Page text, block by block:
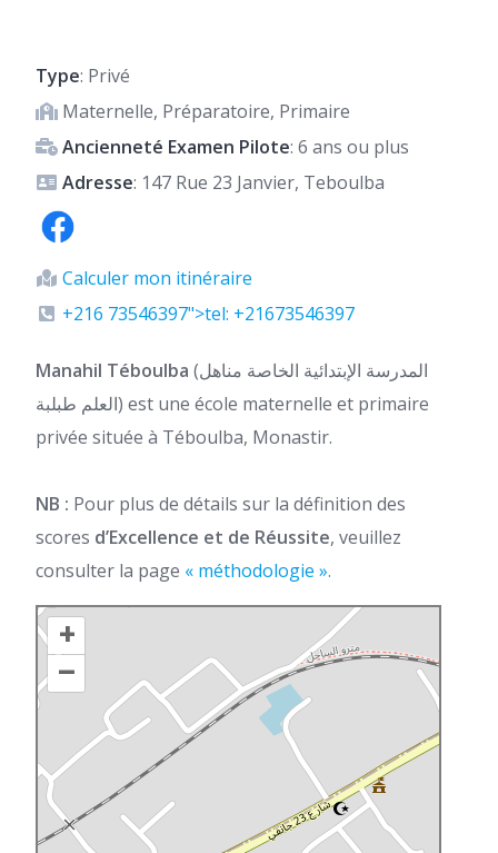
Type: Privé
Maternelle, Préparatoire, Primaire
Ancienneté Examen Pilote: 6 ans ou plus
Adresse: 147 Rue 23 Janvier, Teboulba
Calculer mon itinéraire
+216 73546397">tel: +21673546397
Manahil Téboulba (المدرسة الإبتدائية الخاصة مناهل
العلم طبلبة) est une école maternelle et primaire
privée située à Téboulba, Monastir.
NB : Pour plus de détails sur la définition des
scores d’Excellence et de Réussite, veuillez
consulter la page « méthodologie ».
+
–